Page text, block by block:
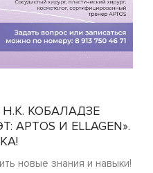
КОБАЛАДЗЕ
И ELLAGEN».
новые знания и навыки!